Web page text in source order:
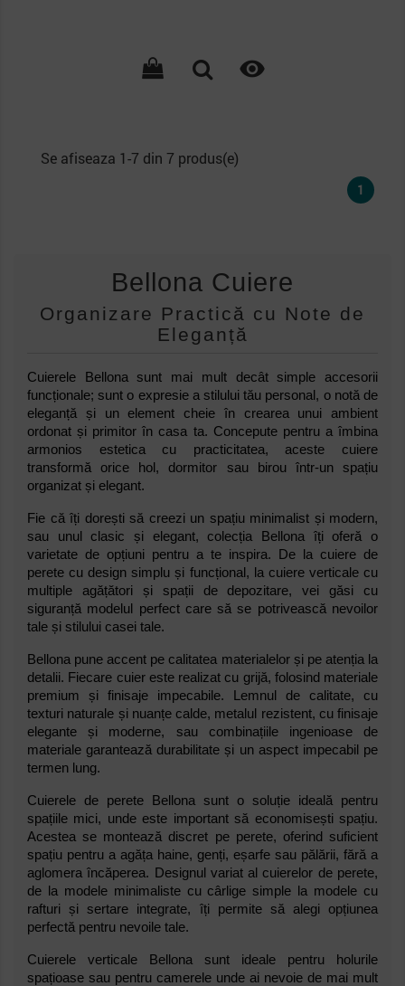

Se afiseaza 1-7 din 7 produs(e)
1
Bellona Cuiere
Organizare Practică cu Note de
Eleganță
Cuierele Bellona sunt mai mult decât simple accesorii
funcționale; sunt o expresie a stilului tău personal, o notă de
eleganță și un element cheie în crearea unui ambient
ordonat și primitor în casa ta. Concepute pentru a îmbina
armonios estetica cu practicitatea, aceste cuiere
transformă orice hol, dormitor sau birou într-un spațiu
organizat și elegant.
Fie că îți dorești să creezi un spațiu minimalist și modern,
sau unul clasic și elegant, colecția Bellona îți oferă o
varietate de opțiuni pentru a te inspira. De la cuiere de
perete cu design simplu și funcțional, la cuiere verticale cu
multiple agățători și spații de depozitare, vei găsi cu
siguranță modelul perfect care să se potrivească nevoilor
tale și stilului casei tale.
Bellona pune accent pe calitatea materialelor și pe atenția la
detalii. Fiecare cuier este realizat cu grijă, folosind materiale
premium și finisaje impecabile. Lemnul de calitate, cu
texturi naturale și nuanțe calde, metalul rezistent, cu finisaje
elegante și moderne, sau combinațiile ingenioase de
materiale garantează durabilitate și un aspect impecabil pe
termen lung.
Cuierele de perete Bellona sunt o soluție ideală pentru
spațiile mici, unde este important să economisești spațiu.
Acestea se montează discret pe perete, oferind suficient
spațiu pentru a agăța haine, genți, eșarfe sau pălării, fără a
aglomera încăperea. Designul variat al cuierelor de perete,
de la modele minimaliste cu cârlige simple la modele cu
rafturi și sertare integrate, îți permite să alegi opțiunea
perfectă pentru nevoile tale.
Cuierele verticale Bellona sunt ideale pentru holurile
spațioase sau pentru camerele unde ai nevoie de mai mult